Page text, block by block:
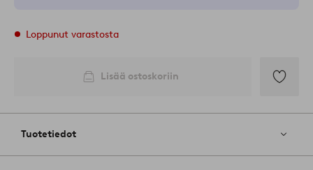
Loppunut varastosta
Lisää ostoskoriin
Tuotetiedot